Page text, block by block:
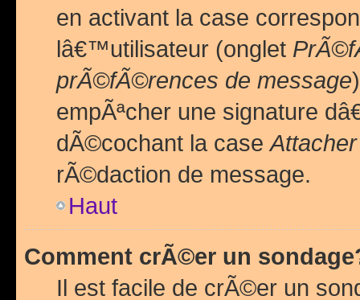
en activant la case
lâ€™utilisateur (onglet
prÃ©fÃ©rences de message
empÃªcher une signature
dÃ©cochant la case
rÃ©daction de message.
Haut
Comment crÃ©er un
Il est facile de crÃ©er un